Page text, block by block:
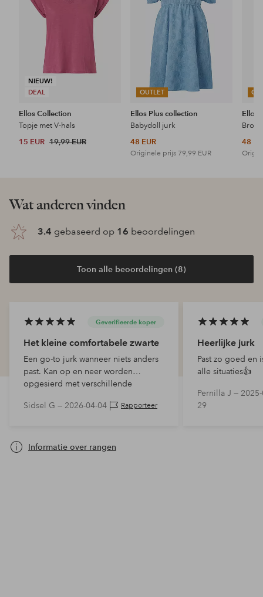
NIEUW!
DEAL
Ellos Collection
Topje met V-hals
15 EUR 19,99 EUR
OUTLET
Ellos Plus collection
Babydoll jurk
48 EUR
Originele prijs 79,99 EUR
Ellos
48
Wat anderen vinden
3.4 gebaseerd op 16 beoordelingen
Toon alle beoordelingen (8)
Geverifieerde koper
Het kleine comfortabele zwarte
Een go-to jurk wanneer niets anders
past. Kan op en neer worden
opgesierd met verschillende
Sidsel G — 2026-04-04 Rapporteer
Heerlijke jurk
Past zo goed en
alle situaties👍
Pernilla J —
29
Informatie over rangen